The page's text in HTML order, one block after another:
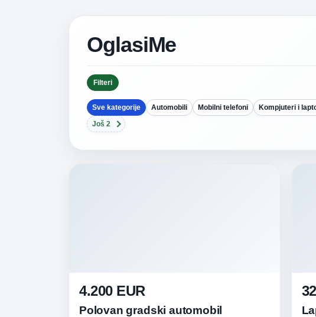
OglasiMe
Filteri
Sve kategorije Automobili Mobilni telefoni Kompjuteri i
Još 2
4.200 EUR
Polovan gradski automobil